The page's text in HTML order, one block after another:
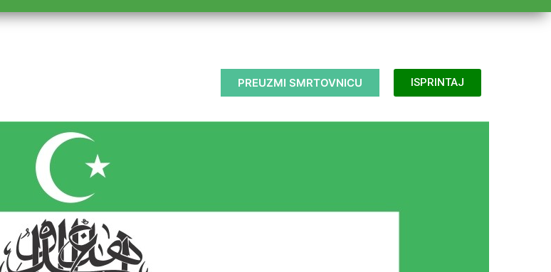
PREUZMI SMRTOVNICU ISPRINTAJ